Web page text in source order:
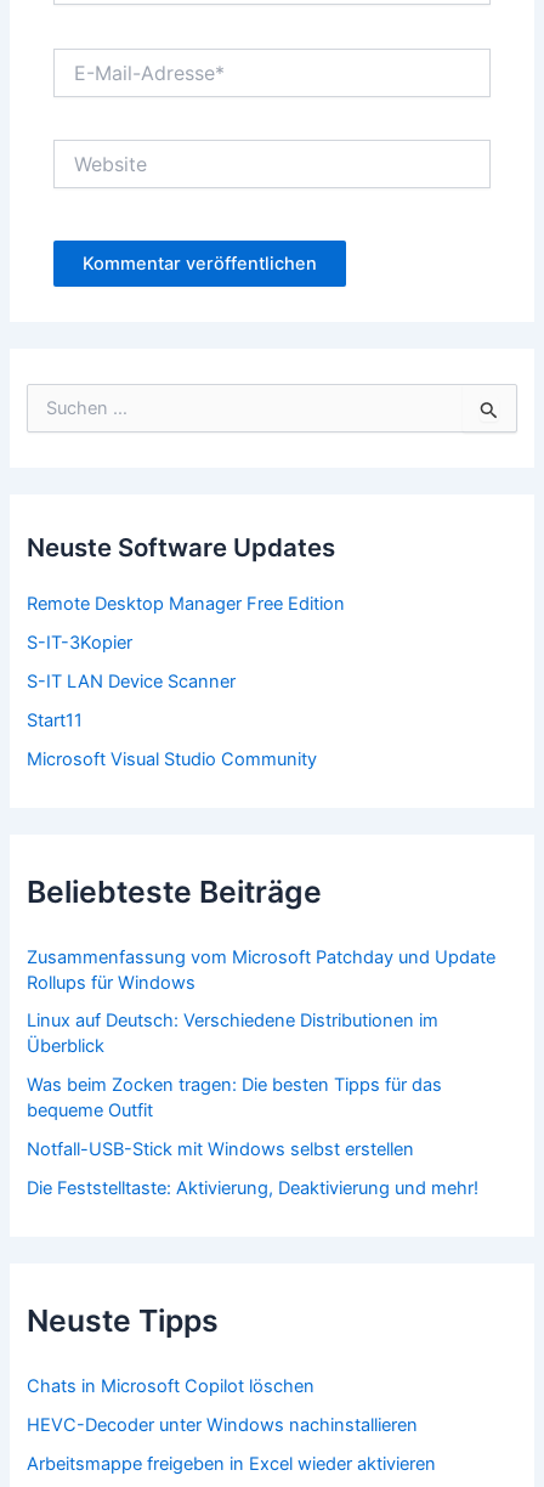
Mail-
n
h
:
Neuste Software Updates
Remote Desktop Manager Free Edition
S-IT-3Kopier
S-IT LAN Device Scanner
Start11
Microsoft Visual Studio Community
Beliebteste Beiträge
Zusammenfassung vom Microsoft Patchday und Update
Rollups für Windows
Linux auf Deutsch: Verschiedene Distributionen im
Überblick
Was beim Zocken tragen: Die besten Tipps für das
bequeme Outfit
Notfall-USB-Stick mit Windows selbst erstellen
Die Feststelltaste: Aktivierung, Deaktivierung und mehr!
Neuste Tipps
Chats in Microsoft Copilot löschen
HEVC-Decoder unter Windows nachinstallieren
Arbeitsmappe freigeben in Excel wieder aktivieren